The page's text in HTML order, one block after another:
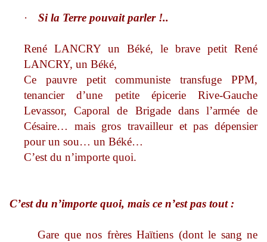
· Si la Terre pouvait parler !..
René LANCRY un Béké, le brave petit René
LANCRY, un Béké,
Ce pauvre petit communiste transfuge PPM,
tenancier d’une petite épicerie Rive-Gauche
Levassor, Caporal de Brigade dans l’armée de
Césaire… mais gros travailleur et pas dépensier
pour un sou… un Béké…
C’est du n’importe quoi.
C’est du n’importe quoi, mais ce n’est pas tout :
Gare que nos frères Haïtiens (dont le sang ne